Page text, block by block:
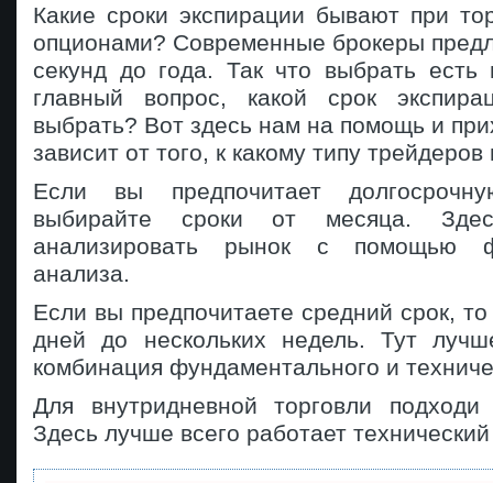
Какие сроки экспирации бывают при
опционами? Современные брокеры
секунд до года. Так что выбрать
главный вопрос, какой срок
выбрать? Вот здесь нам на помощь и
зависит от того, к какому типу
Если вы предпочитает
выбирайте сроки от месяца.
анализировать рынок с помощью
анализа.
Если вы предпочитаете средний срок, то
дней до нескольких недель. Тут
комбинация фундаментального и
Для внутридневной торговли подходи
Здесь лучше всего работает